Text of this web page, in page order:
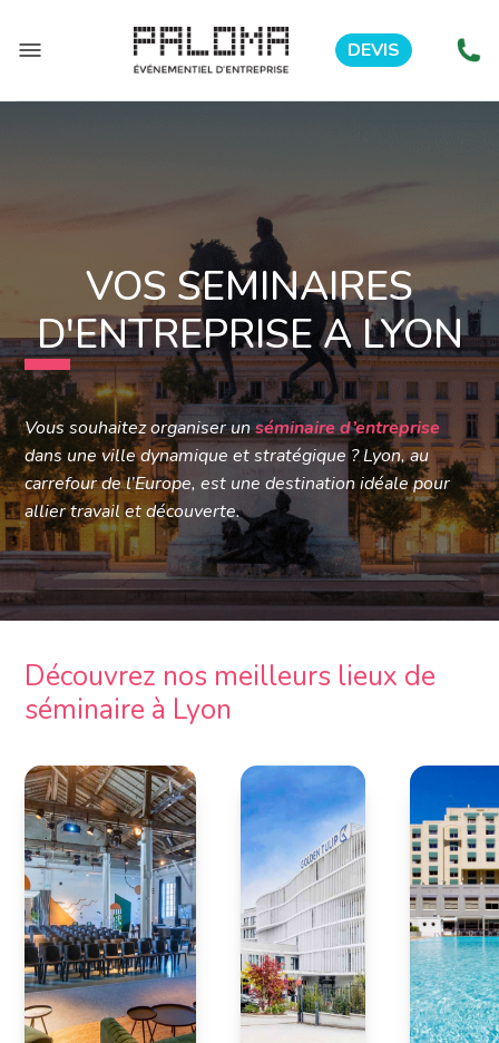
DEVIS
VOS SEMINAIRES
D'ENTREPRISE A LYON
Vous souhaitez organiser unséminaire d’entreprise
dans une ville dynamique et stratégique ? Lyon, au
carrefour de l’Europe, est une destination idéale pour
allier travail et découverte.
Découvrez nos meilleurs lieux de
séminaire à Lyon